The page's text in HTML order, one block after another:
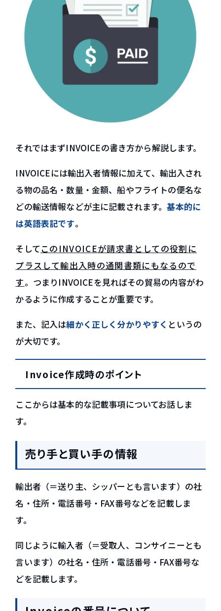
それではまずINVOICEの書き方から解説します。
INVOICEには輸出入者情報に加えて、輸出入され
る物の品名・数量・金額、船やフライトの便名な
どの輸送情報などが主に記載されます。基本的に
は英語表記です。
そして このINVOICEが請求書としての役割に
プラスして輸出入時の通関書類にもなるので
す。つまりINVOICEを見ればその貿易の内容がわ
かるように作成することが重要です。
また、記入は細かく正しく分かりやすく というの
が大切です。
Invoice作成時のポイント
ここからは基本的な記載事項についてお話しま
す。
売り手と買い手の情報
輸出者（＝送り主、シッパーとも言います）の社
名・住所・電話番号・FAX番号などを記載しま
す。
同じように輸入者（＝受取人、コンサイニーとも
言います）の社名・住所・電話番号・FAX番号な
どを記載します。